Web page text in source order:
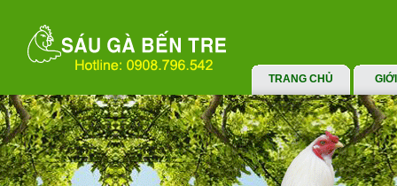
TRANG CHỦ